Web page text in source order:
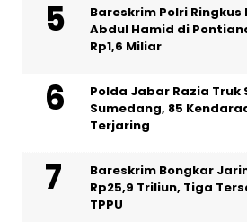
Bareskrim Polri Ringkus
Abdul Hamid di
Rp1,6 Miliar
Polda Jabar Razia Truk
Sumedang, 85
Terjaring
Bareskrim Bongkar
Rp25,9 Triliun, Tiga
TPPU